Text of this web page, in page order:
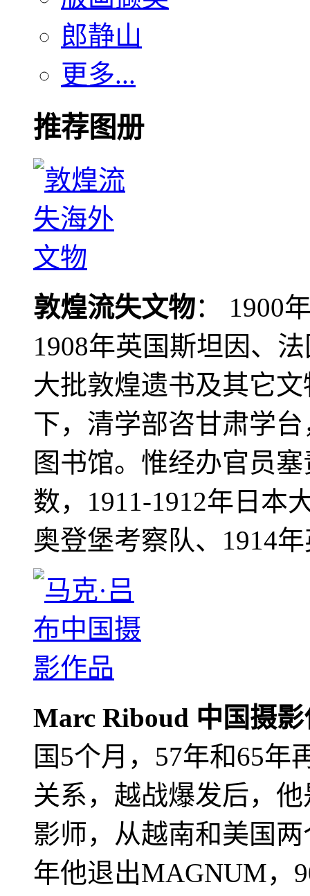
郎静山
更多...
推荐图册
敦煌流失文物： 1900
1908年英国斯坦因、
大批敦煌遗书及其它
下，清学部咨甘肃学
图书馆。惟经办官员
数，1911-1912年日本
奥登堡考察队、1914
Marc Riboud 中国摄
国5个月，57年和65年
关系，越战爆发后，
影师，从越南和美国
年他退出MAGNUM，